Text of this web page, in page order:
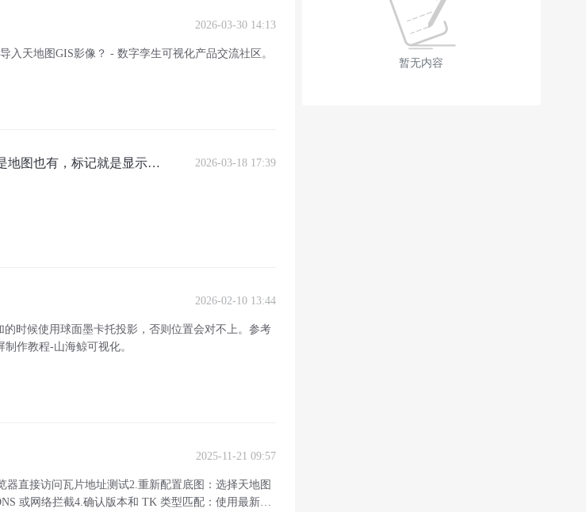
2026-03-30 14:13
天地图GIS影像？ - 数字孪生可视化产品交流社区。
地图也有，标记就是显示地
2026-03-18 17:39
2026-02-10 13:44
时候使用球面墨卡托投影，否则位置会对不上。参考
作教程-山海鲸可视化。
2025-11-21 09:57
直接访问瓦片地址测试2.重新配置底图：选择天地图
或网络拦截4.确认版本和 TK 类型匹配：使用最新版
暂无内容